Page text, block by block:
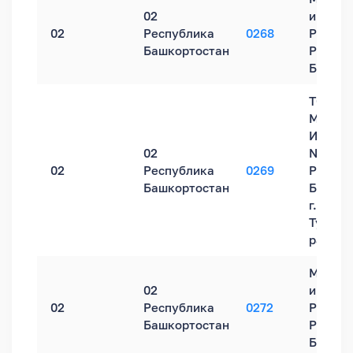
02
02
Республика
Башкортостан
0268
02
02
Республика
Башкортостан
0269
ТОРМ
ИФНС
№30 по
г.
районе
02
02
Республика
Башкортостан
0272